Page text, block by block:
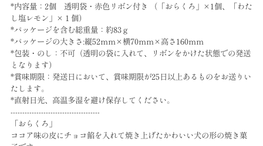
*内容量：2個 透明袋・赤色リボン付き （「おらくろ」×1個、「わた
し塩レモン」×１個）
*パッケージを含む総重量：約83ｇ
*パッケージの大きさ:縦52ｍｍ×横70ｍｍ×高さ160ｍｍ
*包装・のし：不可（透明の袋に入れて、リボンをかけた状態での発送
となります）
*賞味期限：発送日において、賞味期限が25日以上あるものをお送りい
たします。
*直射日光、高温多湿を避け保存してください。
--------------------------------------
「おらくろ」
ココア味の皮にチョコ餡を入れて焼き上げたかわいい犬の形の焼き菓